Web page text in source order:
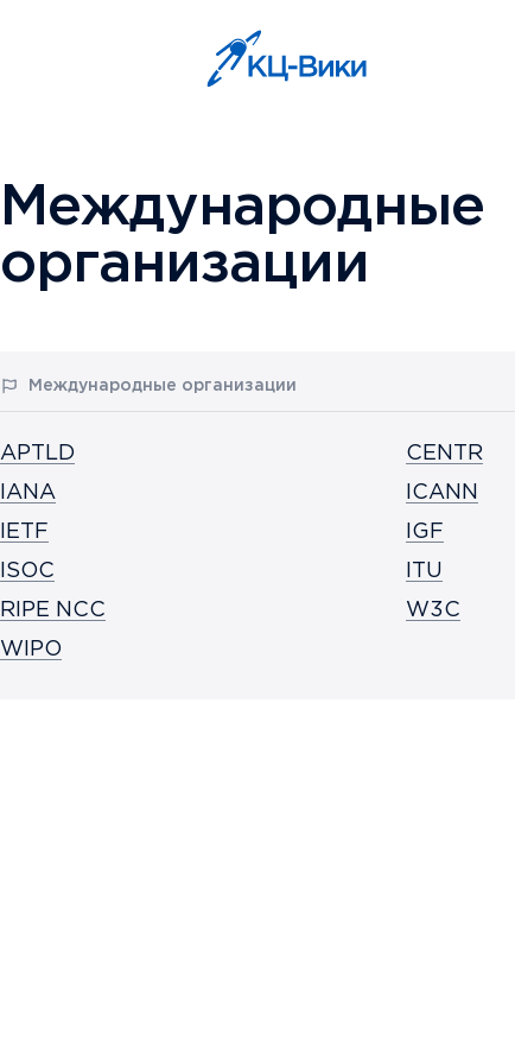
Международные
организации
Международные организации
APTLD CENTR
IANA ICANN
IETF IGF
ISOC ITU
RIPE NCC W3C
WIPO